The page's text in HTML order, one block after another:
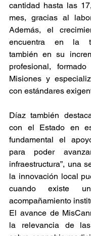
cantidad hasta las
mes, gracias al
Además, el
encuentra en la
también en su
profesional,
Misiones y
con estándares
Díaz también
con el Estado en
fundamental el
para poder
infraestructura”, una
la innovación local
cuando existe
acompañamiento
El avance de
la relevancia de las